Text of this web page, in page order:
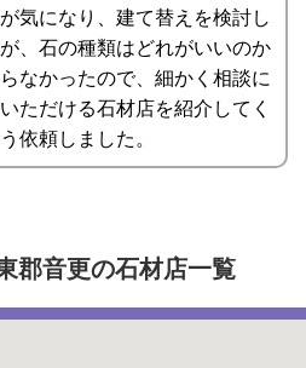
気になり、建て替えを検討し
、石の種類はどれがいいのか
なかったので、細かく相談に
ただける石材店を紹介してく
依頼しました。
郡音更の石材店一覧